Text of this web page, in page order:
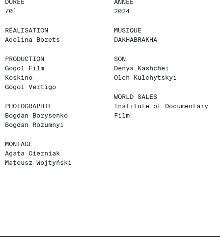
DURÉE
70’
ANNÉE
2024
RÉALISATION
Adelina Borets
PRODUCTION
Gogol Film
Koskino
Gogol Vertigo
PHOTOGRAPHIE
Bogdan Borysenko
Bogdan Rozumnyi
MONTAGE
Agata Cierniak
Mateusz Wojtyński
MUSIQUE
DAKHABRAKHA
SON
Denys Kashchei
Oleh Kulchytskyi
WORLD SALES
Institute of Documentary
Film